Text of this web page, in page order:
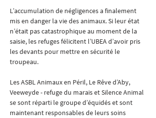
L’accumulation de négligences a finalement
mis en danger la vie des animaux. Si leur état
n’était pas catastrophique au moment de la
saisie, les refuges félicitent l’UBEA d’avoir pris
les devants pour mettre en sécurité le
troupeau.
Les ASBL Animaux en Péril, Le Rêve d’Aby,
Veeweyde - refuge du marais et Silence Animal
se sont réparti le groupe d’équidés et sont
maintenant responsables de leurs soins